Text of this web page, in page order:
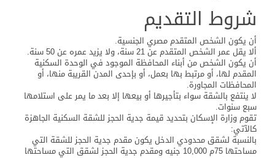
شروط التقديم
أن يكون الشخص المتقدم مصري الجنسية.
ألا يقل عمر الشخص المتقدم عن 21 سنة، ولا يزيد عمره عن 50 سنة.
أن يكون الشخص من أبناء المحافظة الموجود في الوحدة السكنية
المقدم لها، أو مرتبط بها بعمل، أو بإحدى المدن القريبة منها، أو
المحافظات المجاورة.
لا ينتفع بالشقة سواء بتأجيرها أو بيعها إلا بعد ما يمر على استلامها
سبع سنوات.
تقوم وزارة الإسكان بتحديد قيمة جدية الحجز للشقة السكنية الجاهزة
كالآتي:
بالنسبة لشقق محدودي الدخل يكون مقدم جدية الحجز للشقة التي
مساحتها 75م 10,000 جنيه ومقدم جدية الحجز لشقق التي مساحتها